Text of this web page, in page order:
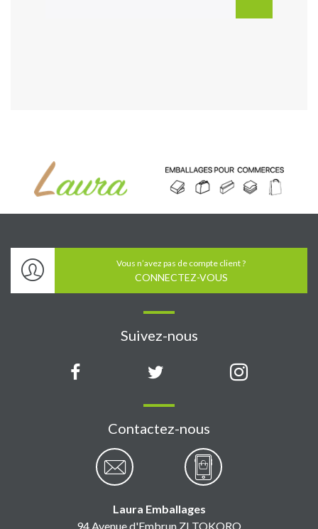
Vous n’avez pas de compte client ?
CONNECTEZ-VOUS
Suivez-nous
Contactez-nous
Laura Emballages
94 Avenue d'Embrun ZI TOKORO